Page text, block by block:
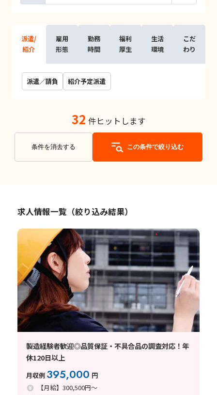
派遣/
紹介
雇用
形態
勤務
時間
福利
厚生
生活
環境
こだ
わり
派遣／請負 紹介予定派遣
32 件ヒットします
条件を消去する この条件で絞り込む
求人情報一覧（絞り込み結果）
製造経験者歓迎◎品質保証・不具合品の調査対応！年
休120日以上
月収例 395,000 円
【月給】300,500円～